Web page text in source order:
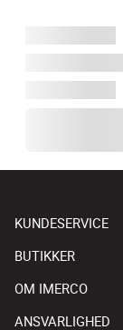
KUNDESERVICE
BUTIKKER
OM IMERCO
ANSVARLIGHED